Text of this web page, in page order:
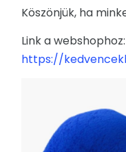
Köszönjük, ha
Link a webshophoz:
https://